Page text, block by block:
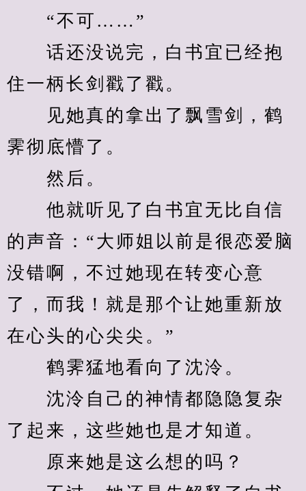
“不可……”
话还没说完，白书宜已经抱
住一柄长剑戳了戳。
见她真的拿出了飘雪剑，鹤
霁彻底懵了。
然后。
他就听见了白书宜无比自信
的声音：“大师姐以前是很恋爱脑
没错啊，不过她现在转变心意
了，而我！就是那个让她重新放
在心头的心尖尖。”
鹤霁猛地看向了沈泠。
沈泠自己的神情都隐隐复杂
了起来，这些她也是才知道。
原来她是这么想的吗？